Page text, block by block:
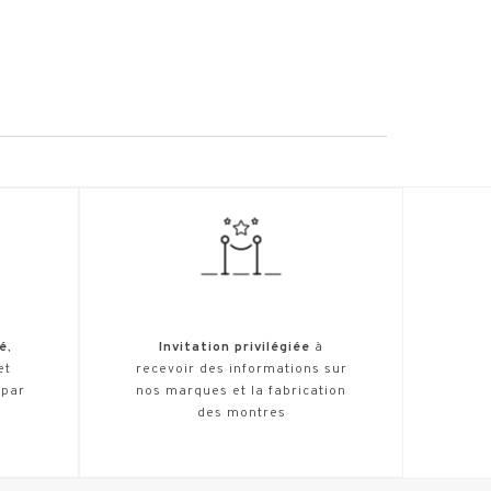
,
Invitation privilégiée à
recevoir des informations sur
nos marques et la fabrication
des montres